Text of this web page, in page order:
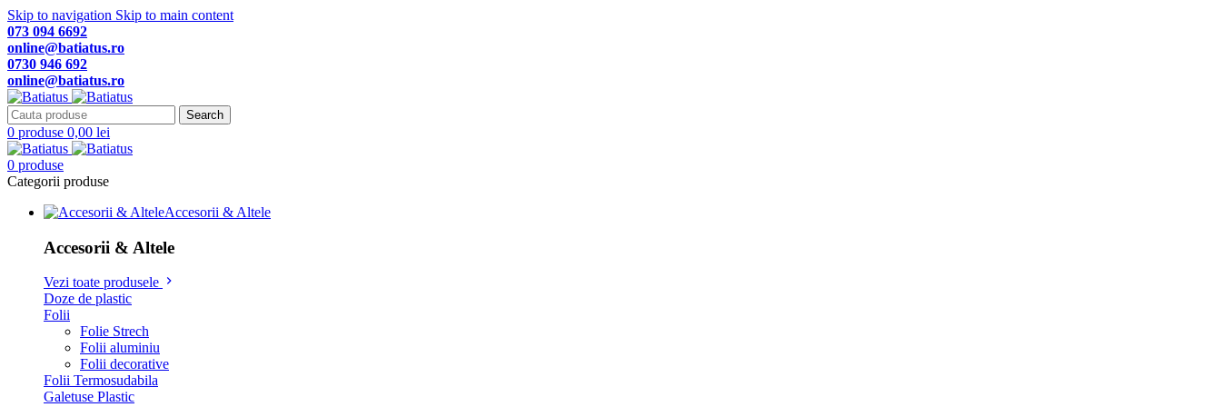
Skip to navigation Skip to main content
073 094 6692
online@batiatus.ro
0730 946 692
online@batiatus.ro
Search
0 produse 0,00 lei
0 produse
Categorii produse
Accesorii & Altele
Accesorii & Altele
Vezi toate produsele
Doze de plastic
Folii
Folie Strech
Folii aluminiu
Folii decorative
Folii Termosudabila
Galetuse Plastic